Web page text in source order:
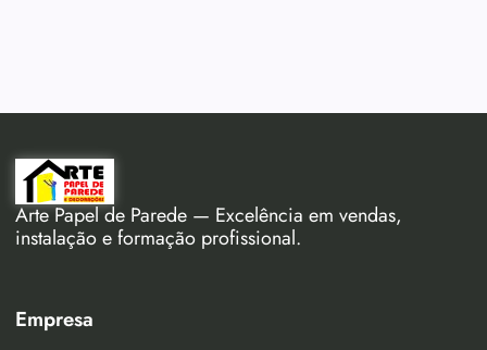
Arte Papel de Parede — Excelência em vendas,
instalação e formação profissional.
Empresa